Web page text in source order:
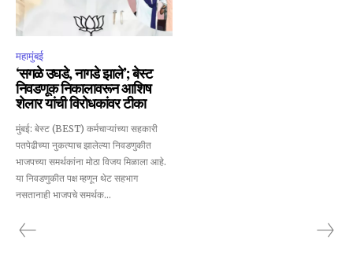
महामुंबई
‘सगळे उघडे, नागडे झाले’; बेस्ट
निवडणूक निकालावरून आशिष
शेलार यांची विरोधकांवर टीका
मुंबई: बेस्ट (BEST) कर्मचाऱ्यांच्या सहकारी
पतपेढीच्या नुकत्याच झालेल्या निवडणुकीत
भाजपच्या समर्थकांना मोठा विजय मिळाला आहे.
या निवडणुकीत पक्ष म्हणून थेट सहभाग
नसतानाही भाजपचे समर्थक...